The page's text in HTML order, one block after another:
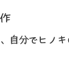
自分でヒノ